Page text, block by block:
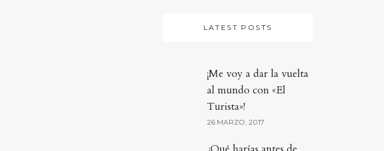
LATEST POSTS
¡Me voy a dar la vuelta
al mundo con «El
Turista»!
26 MARZO, 2017